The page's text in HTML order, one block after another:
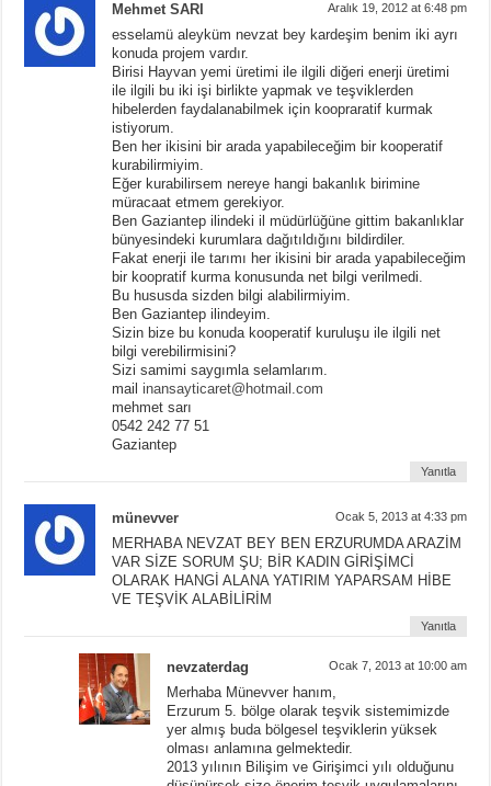
Mehmet SARI Aralık 19, 2012 at 6:48 pm
esselamü aleyküm nevzat bey kardeşim benim iki ayrı
konuda projem vardır.
Birisi Hayvan yemi üretimi ile ilgili diğeri enerji üretimi
ile ilgili bu iki işi birlikte yapmak ve teşviklerden
hibelerden faydalanabilmek için koopraratif kurmak
istiyorum.
Ben her ikisini bir arada yapabileceğim bir kooperatif
kurabilirmiyim.
Eğer kurabilirsem nereye hangi bakanlık birimine
müracaat etmem gerekiyor.
Ben Gaziantep ilindeki il müdürlüğüne gittim bakanlıklar
bünyesindeki kurumlara dağıtıldığını bildirdiler.
Fakat enerji ile tarımı her ikisini bir arada yapabileceğim
bir koopratif kurma konusunda net bilgi verilmedi.
Bu hususda sizden bilgi alabilirmiyim.
Ben Gaziantep ilindeyim.
Sizin bize bu konuda kooperatif kuruluşu ile ilgili net
bilgi verebilirmisini?
Sizi samimi saygımla selamlarım.
mailinansayticaret@hotmail.com
mehmet sarı
0542 242 77 51
Gaziantep
Yanıtla
münevver Ocak 5, 2013 at 4:33 pm
MERHABA NEVZAT BEY BEN ERZURUMDA ARAZİM
VAR SİZE SORUM ŞU; BİR KADIN GİRİŞİMCİ
OLARAK HANGİ ALANA YATIRIM YAPARSAM HİBE
VE TEŞVİK ALABİLİRİM
Yanıtla
nevzaterdag Ocak 7, 2013 at 10:00 am
Merhaba Münevver hanım,
Erzurum 5. bölge olarak teşvik sistemimizde
yer almış buda bölgesel teşviklerin yüksek
olması anlamına gelmektedir.
2013 yılının Bilişim ve Girişimci yılı olduğunu